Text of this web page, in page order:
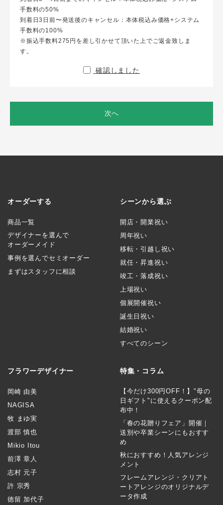
手数料の50%
到着日3日前〜発送後のキャンセル：本体税込み価格+システム
手数料の100%
※振込手数料275円を差し引かせて頂いた上でご返金致しま
す。
確認しました
次へ
オーダーする
商品一覧
デザイナーを選んで
オーダーメイド
事例を選んでセミオーダー
まずはスタッフに相談
シーンから選ぶ
開店・開業祝い
周年祝い
移転・引越し祝い
就任・昇進祝い
竣工・落成祝い
上場祝い
個展開催祝い
誕生日祝い
結婚祝い
すべてのシーン
フラワーデザイナー
岡崎 由美
NAGISA
牧 まゆ実
渡部 慎也
Mikio Itou
前澤 章人
志村 元子
許 宗秀
徳留 加代子
特集・コラム
【今だけ300円OFF！】"母の
日ギフト"に使えるクーポン配
布中！
「春の花贈りフェア」開催｜
送別や卒業シーンにもおすす
め
秋におすすめ！人気アレンジ
メント
フレームアレンジ・クリアト
ートアレンジのオリジナルデ
ータ作成